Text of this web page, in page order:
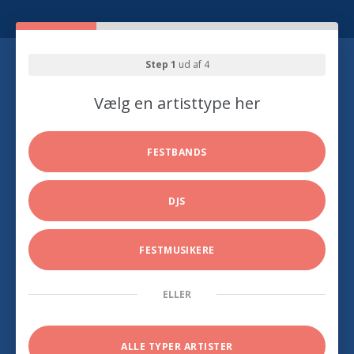
Step 1 ud af 4
Vælg en artisttype her
FESTBANDS
DJS
FESTMUSIKERE
ELLER
ALLE TYPER ARTISTER